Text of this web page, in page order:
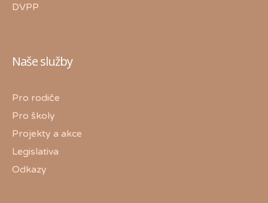
DVPP
Naše služby
Pro rodiče
Pro školy
Projekty a akce
Legislativa
Odkazy